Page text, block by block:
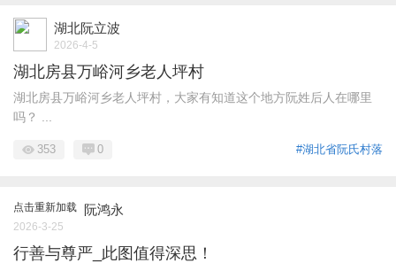
湖北阮立波
2026-4-5
湖北房县万峪河乡老人坪村
湖北房县万峪河乡老人坪村，大家有知道这个地方阮姓后人在哪里
吗？ ...
#湖北省阮氏村落
353 0
点击重新加载 阮鸿永
2026-3-25
行善与尊严_此图值得深思！